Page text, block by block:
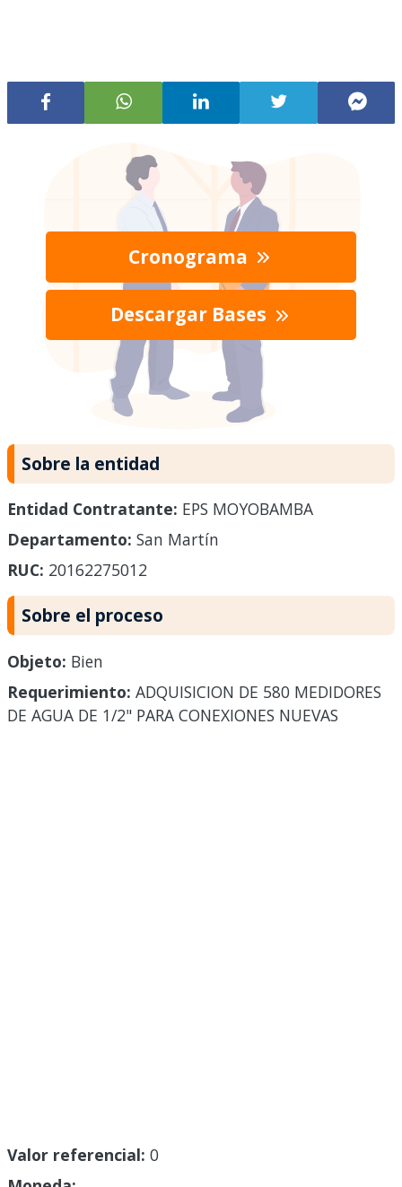
Cronograma
Descargar Bases
Sobre la entidad
Entidad Contratante: EPS MOYOBAMBA
Departamento: San Martín
RUC: 20162275012
Sobre el proceso
Objeto: Bien
Requerimiento: ADQUISICION DE 580 MEDIDORES
DE AGUA DE 1/2" PARA CONEXIONES NUEVAS
Valor referencial: 0